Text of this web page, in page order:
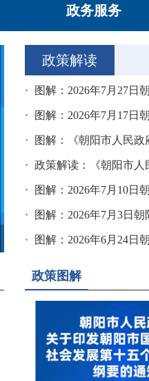
政务服务
图解：2026年1月19日朝阳
政策解读
图解：2026年7月27日
图解：2026年7月17日
图解：《朝阳市人民政府关于印发
政策解读：《朝阳市人民政府关于印
图解：2026年7月10日
图解：2026年7月3日
图解：2026年6月24日
政策图解